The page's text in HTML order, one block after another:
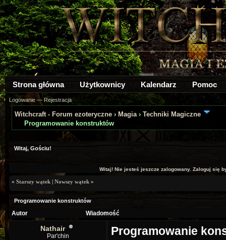
Strona główna Użytkownicy Kalendarz Pomoc
Logowanie —Rejestracja
Witchcraft - Forum ezoteryczne › Magia› Techniki Magiczne
Programowanie konstruktów
Witaj, Gościu!
Witaj! Nie jesteś jeszcze zalogowany. Zaloguj się
« Starszy wątek | Nowszy wątek »
Programowanie konstruktów
Autor Wiadomość
Nathair
Par'chin
Programowanie